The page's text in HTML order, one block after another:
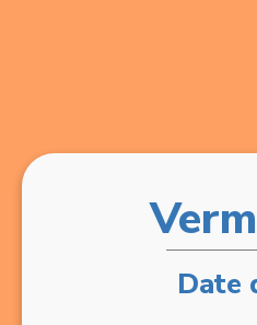
Date